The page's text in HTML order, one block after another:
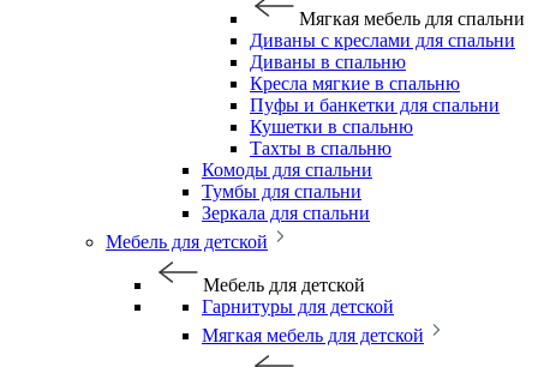
Мягкая мебель для спальни
Диваны с креслами для спальни
Диваны в спальню
Кресла мягкие в спальню
Пуфы и банкетки для спальни
Кушетки в спальню
Тахты в спальню
Комоды для спальни
Тумбы для спальни
Зеркала для спальни
Мебель для детской
Мебель для детской
Гарнитуры для детской
Мягкая мебель для детской